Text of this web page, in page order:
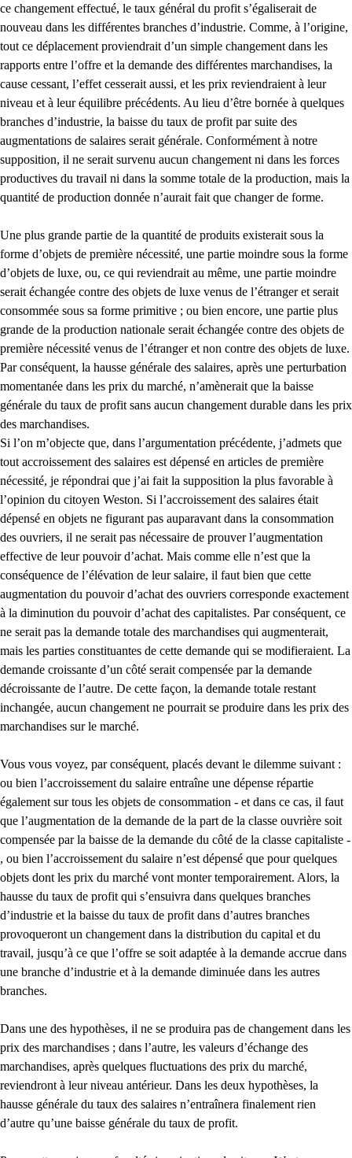
ce changement effectué, le taux général du profit s’égaliserait de
nouveau dans les différentes branches d’industrie. Comme, à l’origine,
tout ce déplacement proviendrait d’un simple changement dans les
rapports entre l’offre et la demande des différentes marchandises, la
cause cessant, l’effet cesserait aussi, et les prix reviendraient à leur
niveau et à leur équilibre précédents. Au lieu d’être bornée à quelques
branches d’industrie, la baisse du taux de profit par suite des
augmentations de salaires serait générale. Conformément à notre
supposition, il ne serait survenu aucun changement ni dans les forces
productives du travail ni dans la somme totale de la production, mais la
quantité de production donnée n’aurait fait que changer de forme.
Une plus grande partie de la quantité de produits existerait sous la
forme d’objets de première nécessité, une partie moindre sous la forme
d’objets de luxe, ou, ce qui reviendrait au même, une partie moindre
serait échangée contre des objets de luxe venus de l’étranger et serait
consommée sous sa forme primitive ; ou bien encore, une partie plus
grande de la production nationale serait échangée contre des objets de
première nécessité venus de l’étranger et non contre des objets de luxe.
Par conséquent, la hausse générale des salaires, après une perturbation
momentanée dans les prix du marché, n’amènerait que la baisse
générale du taux de profit sans aucun changement durable dans les prix
des marchandises.
Si l’on m’objecte que, dans l’argumentation précédente, j’admets que
tout accroissement des salaires est dépensé en articles de première
nécessité, je répondrai que j’ai fait la supposition la plus favorable à
l’opinion du citoyen Weston. Si l’accroissement des salaires était
dépensé en objets ne figurant pas auparavant dans la consommation
des ouvriers, il ne serait pas nécessaire de prouver l’augmentation
effective de leur pouvoir d’achat. Mais comme elle n’est que la
conséquence de l’élévation de leur salaire, il faut bien que cette
augmentation du pouvoir d’achat des ouvriers corresponde exactement
à la diminution du pouvoir d’achat des capitalistes. Par conséquent, ce
ne serait pas la demande totale des marchandises qui augmenterait,
mais les parties constituantes de cette demande qui se modifieraient. La
demande croissante d’un côté serait compensée par la demande
décroissante de l’autre. De cette façon, la demande totale restant
inchangée, aucun changement ne pourrait se produire dans les prix des
marchandises sur le marché.
Vous vous voyez, par conséquent, placés devant le dilemme suivant :
ou bien l’accroissement du salaire entraîne une dépense répartie
également sur tous les objets de consommation - et dans ce cas, il faut
que l’augmentation de la demande de la part de la classe ouvrière soit
compensée par la baisse de la demande du côté de la classe capitaliste -
, ou bien l’accroissement du salaire n’est dépensé que pour quelques
objets dont les prix du marché vont monter temporairement. Alors, la
hausse du taux de profit qui s’ensuivra dans quelques branches
d’industrie et la baisse du taux de profit dans d’autres branches
provoqueront un changement dans la distribution du capital et du
travail, jusqu’à ce que l’offre se soit adaptée à la demande accrue dans
une branche d’industrie et à la demande diminuée dans les autres
branches.
Dans une des hypothèses, il ne se produira pas de changement dans les
prix des marchandises ; dans l’autre, les valeurs d’échange des
marchandises, après quelques fluctuations des prix du marché,
reviendront à leur niveau antérieur. Dans les deux hypothèses, la
hausse générale du taux des salaires n’entraînera finalement rien
d’autre qu’une baisse générale du taux de profit.